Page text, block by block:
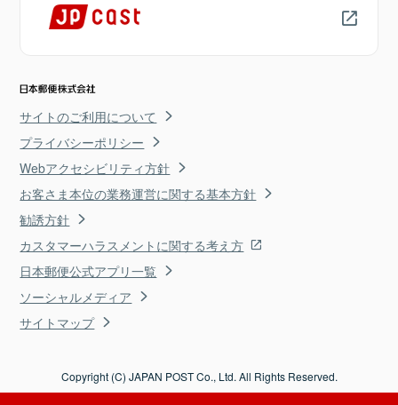
サイトのご利用について
プライバシーポリシー
Webアクセシビリティ方針
お客さま本位の業務運営に関する基本方針
勧誘方針
カスタマーハラスメントに関する考え方
日本郵便公式アプリ一覧
ソーシャルメディア
サイトマップ
Copyright (C) JAPAN POST Co., Ltd. All Rights Reserved.